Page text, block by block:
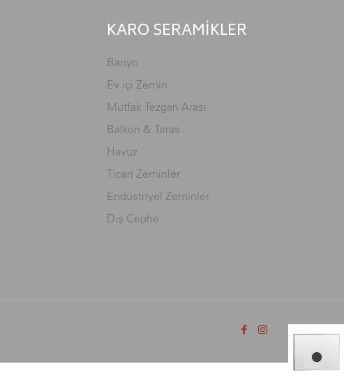
KARO SERAMİKLER
Banyo
Ev içi Zemin
Mutfak Tezgah Arası
Balkon & Teras
Havuz
Ticari Zeminler
Endüstriyel Zeminler
Dış Cephe